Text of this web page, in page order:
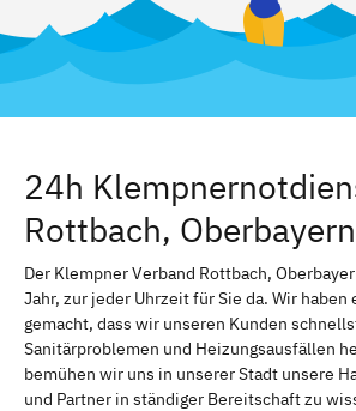
24h
Rottbach, Oberbayern
Der Klempner Verband Rottbach,
Jahr, zur jeder Uhrzeit für Sie da. Wir haben
gemacht, dass wir unseren Kunden
Sanitärproblemen und Heizungsausfällen
bemühen wir uns in unserer Stadt unsere
und Partner in ständiger Bereitschaft zu